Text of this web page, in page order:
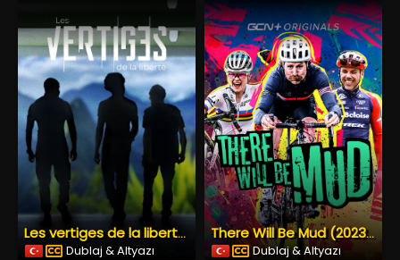
Les vertiges de la liberté (2025) İzle
Dublaj & Altyazı
There Will Be Mud (2023) İzle
Dublaj & Altyazı